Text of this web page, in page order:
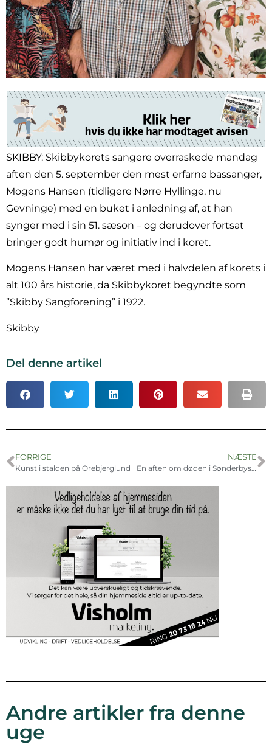
SKIBBY: Skibbykorets sangere overraskede mandag
aften den 5. september den mest erfarne bassanger,
Mogens Hansen (tidligere Nørre Hyllinge, nu
Gevninge) med en buket i anledning af, at han
synger med i sin 51. sæson – og derudover fortsat
bringer godt humør og initiativ ind i koret.
Mogens Hansen har været med i halvdelen af korets i
alt 100 års historie, da Skibbykoret begyndte som
”Skibby Sangforening” i 1922.
Skibby
Del denne artikel
FORRIGE
Kunst i stalden på Orebjerglund
NÆSTE
En aften om døden i Sønderbys kulturhus
Andre artikler fra denne
uge